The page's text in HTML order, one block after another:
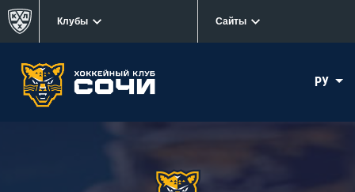
Клубы Сайты
РУ